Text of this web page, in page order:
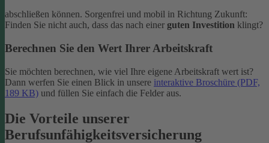
abschließen können. Sorgenfrei und mobil in Richtung Zukunft:
Finden Sie nicht auch, dass das nach einer guten Investition klingt?
Berechnen Sie den Wert Ihrer Arbeitskraft
Sie möchten berechnen, wie viel Ihre eigene Arbeitskraft wert ist?
Dann werfen Sie einen Blick in unsere interaktive Broschüre (PDF,
189 KB) und füllen Sie einfach die Felder aus.
Die Vorteile unserer
Berufsunfähigkeitsversicherung